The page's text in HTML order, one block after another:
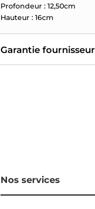
Profondeur : 12,50cm
Hauteur : 16cm
Garantie fournisseur
Nos services